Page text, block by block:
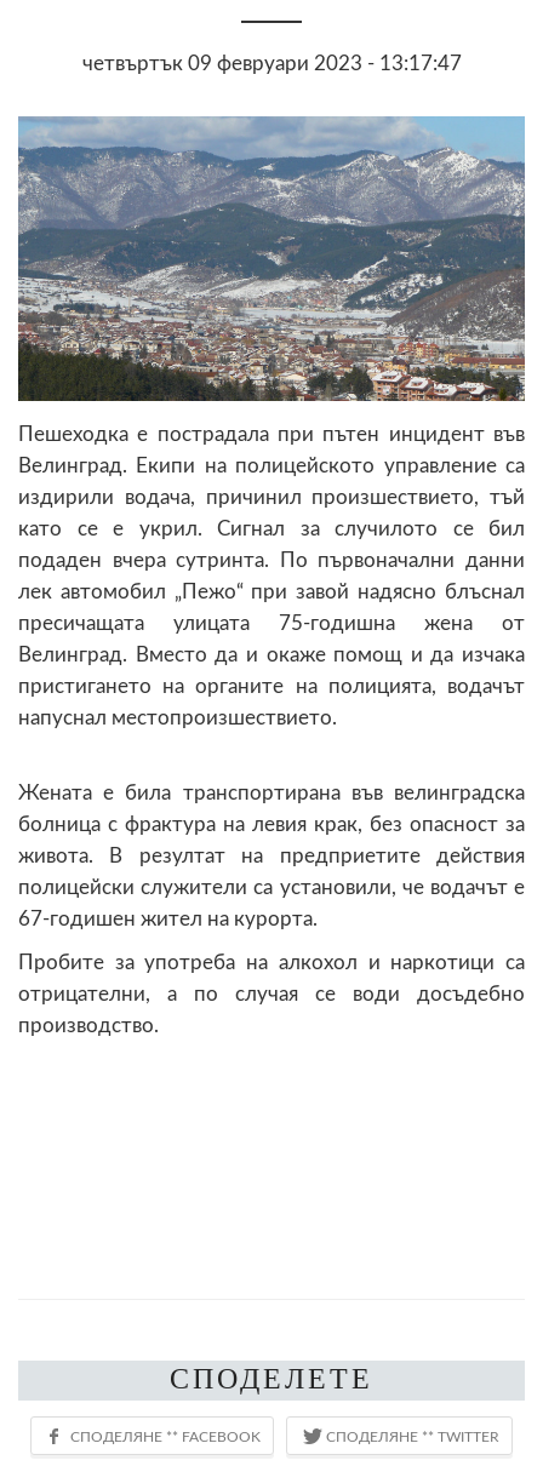
четвъртък 09 февруари 2023 - 13:17:47
Пешеходка е пострадала при пътен инцидент във
Велинград. Екипи на полицейското управление са
издирили водача, причинил произшествието, тъй
като се е укрил. Сигнал за случилото се бил
подаден вчера сутринта. По първоначални данни
лек автомобил „Пежо“ при завой надясно блъснал
пресичащата улицата 75-годишна жена от
Велинград. Вместо да и окаже помощ и да изчака
пристигането на органите на полицията, водачът
напуснал местопроизшествието.
Жената е била транспортирана във велинградска
болница с фрактура на левия крак, без опасност за
живота. В резултат на предприетите действия
полицейски служители са установили, че водачът е
67-годишен жител на курорта.
Пробите за употреба на алкохол и наркотици са
отрицателни, а по случая се води досъдебно
производство.
СПОДЕЛЕТЕ